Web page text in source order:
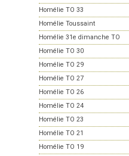
Homélie TO 33
Homélie Toussaint
Homélie 31e dimanche TO
Homélie TO 30
Homélie TO 29
Homélie TO 27
Homélie TO 26
Homélie TO 24
Homélie TO 23
Homélie TO 21
Homélie TO 19